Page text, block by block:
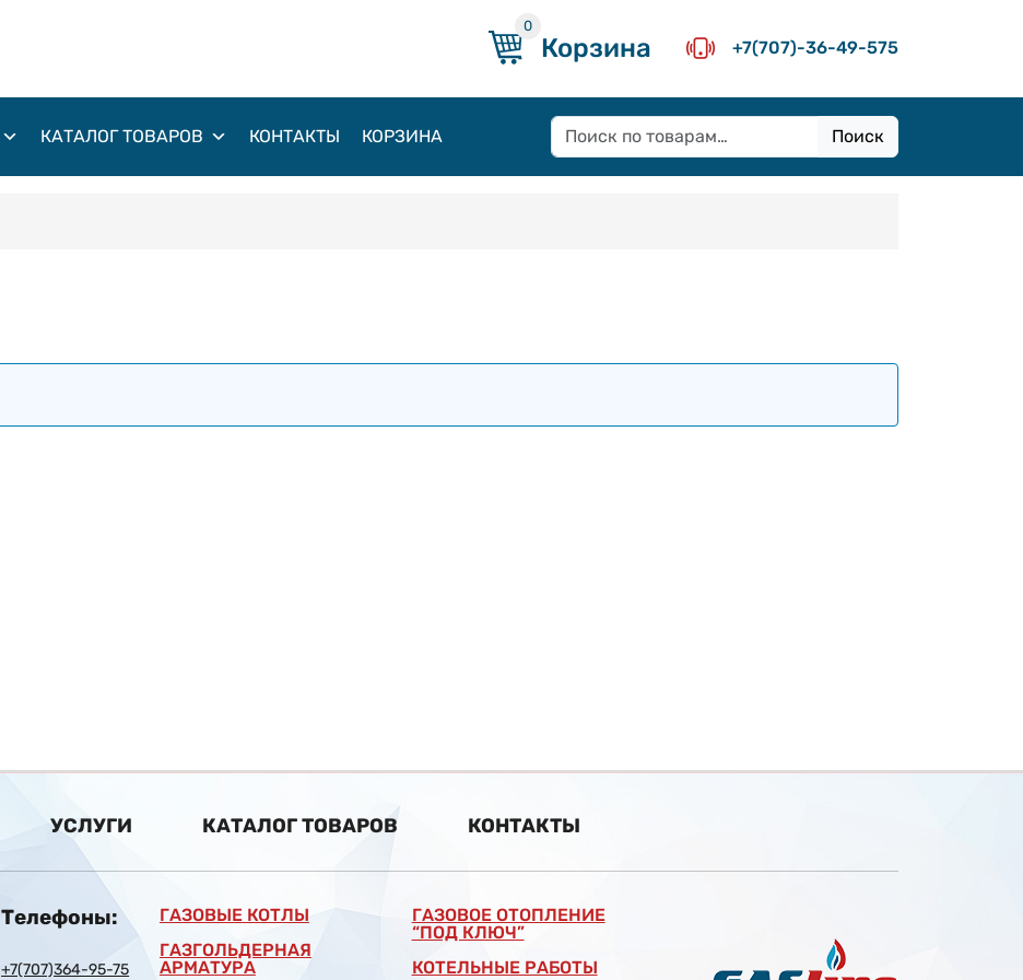
0
Корзина +7(707)-36-49-575
КАТАЛОГ ТОВАРОВ КОНТАКТЫ КОРЗИНА
Искать:
Поиск
УСЛУГИ КАТАЛОГ ТОВАРОВ КОНТАКТЫ
Телефоны:
+7(707)364-95-75
ГАЗОВЫЕ КОТЛЫ
ГАЗГОЛЬДЕРНАЯ
АРМАТУРА
ГАЗОВОЕ ОТОПЛЕНИЕ
“ПОД КЛЮЧ”
КОТЕЛЬНЫЕ РАБОТЫ